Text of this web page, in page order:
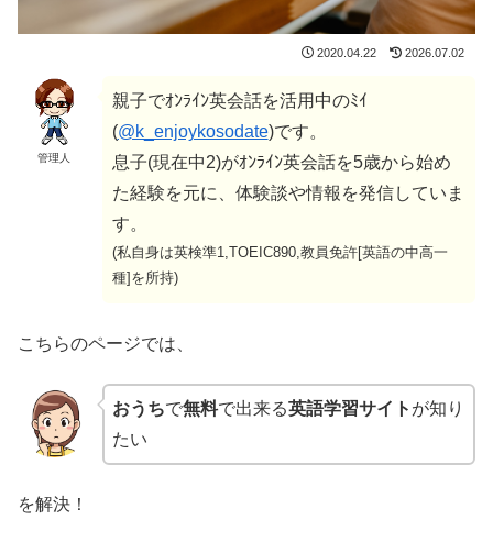
2020.04.22 2026.07.02
管理人
親子でｵﾝﾗｲﾝ英会話を活用中のﾐｲ
(@k_enjoykosodate)です。
息子(現在中2)がｵﾝﾗｲﾝ英会話を5歳から始め
た経験を元に、体験談や情報を発信していま
す。
(私自身は英検準1,TOEIC890,教員免許[英語の中高一
種]を所持)
こちらのページでは、
おうちで無料で出来る英語学習サイト が知り
たい
を解決！